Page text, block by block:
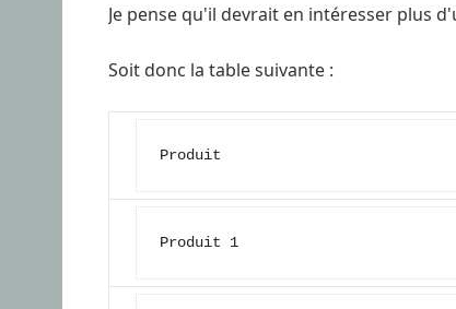
Je pense qu'il devrait en intéresser plus
Soit donc la table suivante :
Produit
Produit 1